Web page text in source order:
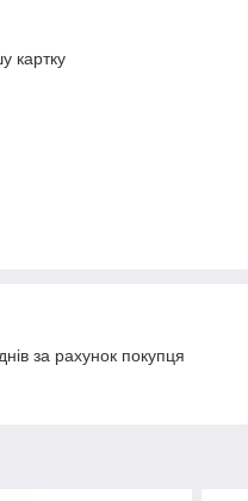
картку
за рахунок покупця